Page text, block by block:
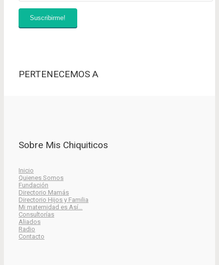
PERTENECEMOS A
Sobre Mis Chiquiticos
Inicio
Quienes Somos
Fundación
Directorio Mamás
Directorio Hijos y Familia
Mi maternidad es Así…
Consultorías
Aliados
Radio
Contacto